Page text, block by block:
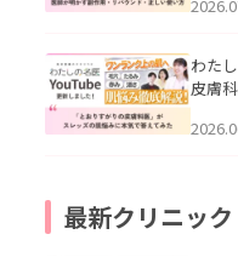
医師
公開
わた
皮膚
ッズ
最新クリニック